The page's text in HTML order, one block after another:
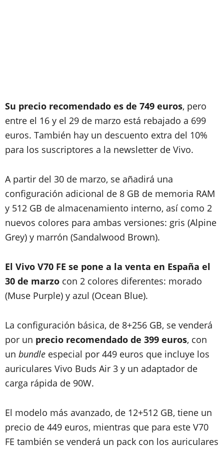
Su precio recomendado es de 749 euros, pero
entre el 16 y el 29 de marzo está rebajado a 699
euros. También hay un descuento extra del 10%
para los suscriptores a la newsletter de Vivo.
A partir del 30 de marzo, se añadirá una
configuración adicional de 8 GB de memoria RAM
y 512 GB de almacenamiento interno, así como 2
nuevos colores para ambas versiones: gris (Alpine
Grey) y marrón (Sandalwood Brown).
El Vivo V70 FE se pone a la venta en España el
30 de marzo con 2 colores diferentes: morado
(Muse Purple) y azul (Ocean Blue).
La configuración básica, de 8+256 GB, se venderá
por un precio recomendado de 399 euros, con
un bundle especial por 449 euros que incluye los
auriculares Vivo Buds Air 3 y un adaptador de
carga rápida de 90W.
El modelo más avanzado, de 12+512 GB, tiene un
precio de 449 euros, mientras que para este V70
FE también se venderá un pack con los auriculares